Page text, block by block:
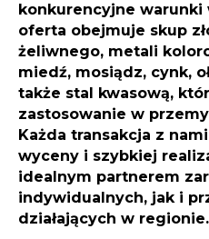
konkurencyjne warunki
oferta obejmuje skup
żeliwnego, metali
miedź, mosiądz, cynk,
także stal kwasową,
zastosowanie w
Każda transakcja z
wyceny i szybkiej
idealnym partnerem
indywidualnych, jak i
działających w regionie.